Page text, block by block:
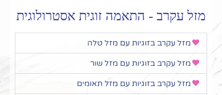
מזל עקרב - התאמה זוגית אסטרולוגית
מזל עקרב בזוגיות עם מזל טלה
מזל עקרב בזוגיות עם מזל שור
מזל עקרב בזוגיות עם מזל תאומים